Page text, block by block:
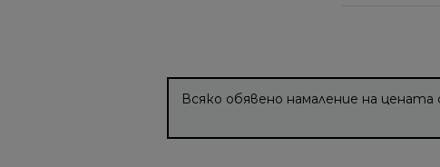
Всяко обявено намаление на цената